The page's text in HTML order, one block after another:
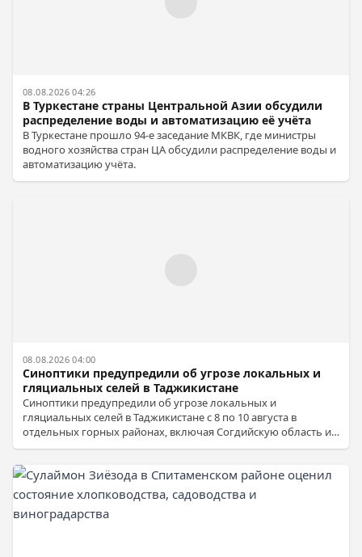
08.08.2026 04:26
В Туркестане страны Центральной Азии обсудили
распределение воды и автоматизацию её учёта
В Туркестане прошло 94-е заседание МКВК, где министры
водного хозяйства стран ЦА обсудили распределение воды и
автоматизацию учёта.
08.08.2026 04:00
Синоптики предупредили об угрозе локальных и
гляциальных селей в Таджикистане
Синоптики предупредили об угрозе локальных и
гляциальных селей в Таджикистане с 8 по 10 августа в
отдельных горных районах, включая Согдийскую область и
западные районы ГБАО.